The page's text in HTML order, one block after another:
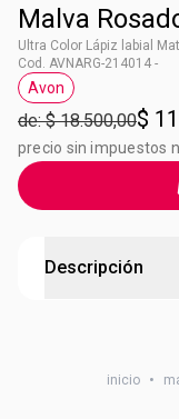
Malva
Ultra Color Lápiz labial
Cod. AVNARG-214014 -
Etiqueta Avon
Avon
de: $ 18.500,00$
precio sin impuestos
Descripción
alto impacto y
inicio •